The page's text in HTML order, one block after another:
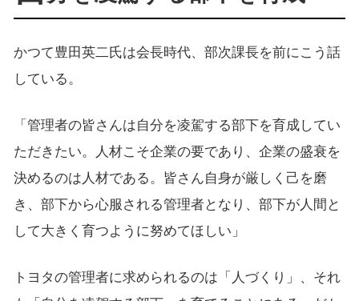
かつて豊田英二氏は会長時代、部次課長を前にこう話
している。
「管理者の皆さんは自分を凌駕する部下を育成してい
ただきたい。人材こそ企業の要であり、企業の盛衰を
決めるのは人材である。皆さん自身が厳しく己を磨
き、部下から心服される管理者となり、部下が人間と
して大きく育つように努めてほしい」
トヨタの管理者に求められるのは「人づくり」、それ